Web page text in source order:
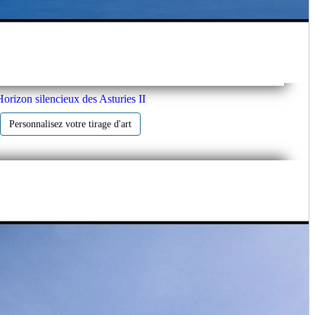
silencieux des Asturies II
Personnalisez votre tirage d'art